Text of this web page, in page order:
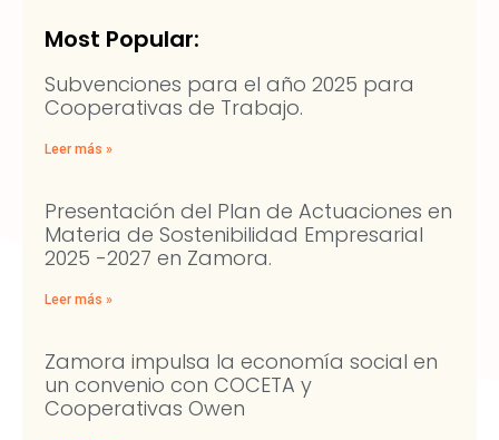
Most Popular:
Subvenciones para el año 2025 para
Cooperativas de Trabajo.
Leer más »
Presentación del Plan de Actuaciones en
Materia de Sostenibilidad Empresarial
2025 -2027 en Zamora.
Leer más »
Zamora impulsa la economía social en
un convenio con COCETA y
Cooperativas Owen